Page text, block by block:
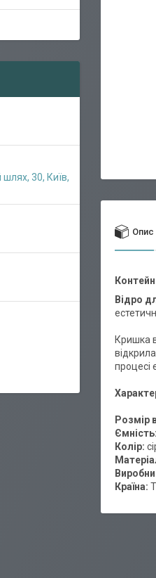
Опис
Відро
Кришка
процесі
Розмір
Ємність:
Колір:
Країна:
шлях, 30, Київ,